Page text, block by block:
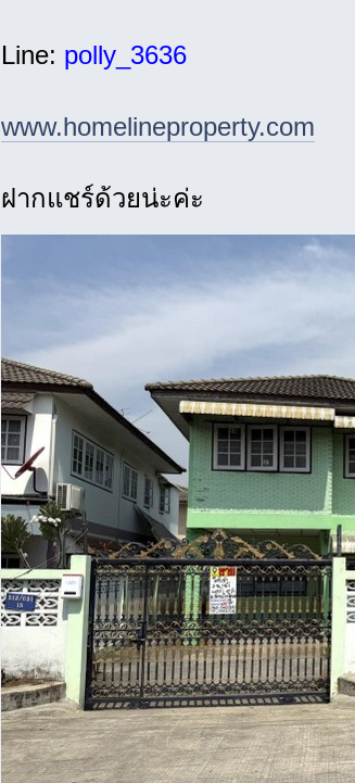
Line: polly_3636
www.homelineproperty.com
ฝากแชร์ด้วยน่ะค่ะ